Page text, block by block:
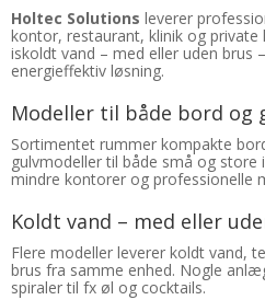
Holtec Solutions leverer
kontor, restaurant, klinik og
iskoldt vand – med eller uden brus
energieffektiv løsning.
Modeller til både bord og
Sortimentet rummer kompakte
gulvmodeller til både små og store
mindre kontorer og professionelle
Koldt vand – med eller
Flere modeller leverer koldt vand,
brus fra samme enhed. Nogle
spiraler til fx øl og cocktails.